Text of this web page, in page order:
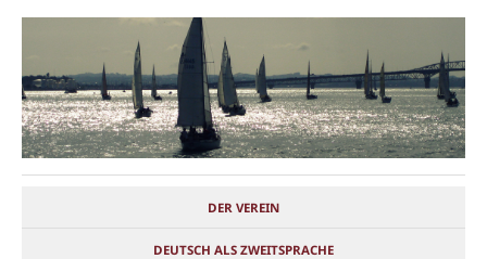
DER VEREIN
DEUTSCH ALS ZWEITSPRACHE